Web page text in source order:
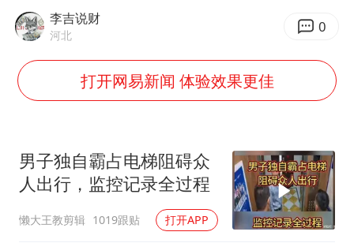
泰国初中生饮弹自尽前开了26枪
全民健身事业高质量发展
乐享全民健身 共筑健康中国
李吉说财
河北 0
打开网易新闻 体验效果更佳
男子独自霸占电梯阻碍众
人出行，监控记录全过程
懒大王教剪辑 1019跟贴 打开APP